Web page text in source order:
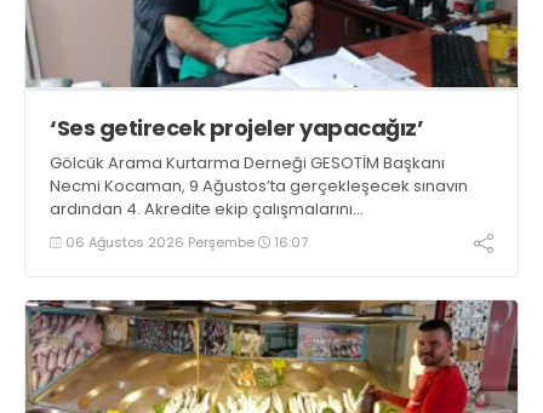
‘Ses getirecek projeler yapacağız’
Gölcük Arama Kurtarma Derneği GESOTİM Başkanı
Necmi Kocaman, 9 Ağustos’ta gerçekleşecek sınavın
ardından 4. Akredite ekip çalışmalarını
tamamlayacaklarını ifade ederek açıklamalarda
bulundu. Kocaman, “Gölcük’te ve Kocaeli genelinde ses
06 Ağustos 2026 Perşembe 16:07